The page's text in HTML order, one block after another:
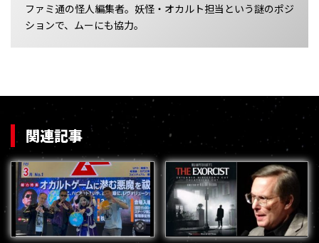
ファミ通の怪人編集者。妖怪・オカルト担当という謎のポジ
ションで、ムーにも協力。
関連記事